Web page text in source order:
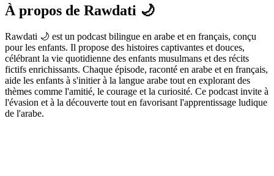
À propos de Rawdati 🌙
Rawdati 🌙 est un podcast bilingue en arabe et en français, conçu
pour les enfants. Il propose des histoires captivantes et douces,
célébrant la vie quotidienne des enfants musulmans et des récits
fictifs enrichissants. Chaque épisode, raconté en arabe et en français,
aide les enfants à s'initier à la langue arabe tout en explorant des
thèmes comme l'amitié, le courage et la curiosité. Ce podcast invite à
l'évasion et à la découverte tout en favorisant l'apprentissage ludique
de l'arabe.